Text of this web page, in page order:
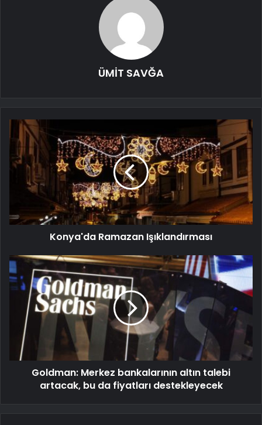
ÜMİT SAVĞA
Konya'da Ramazan Işıklandırması
Goldman: Merkez bankalarının altın talebi
artacak, bu da fiyatları destekleyecek